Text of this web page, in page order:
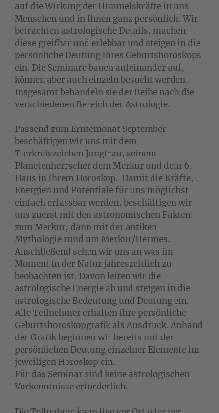
auf die Wirkung der Himmelskräfte in uns
Menschen und in Ihnen ganz persönlich. Wir
betrachten astrologische Details, machen
diese greifbar und erlebbar und steigen in die
persönliche Deutung Ihres Geburtshoroskops
ein. Die Seminare bauen aufeinander auf,
können aber auch einzeln besucht werden.
Insgesamt behandeln sie der Reihe nach die
verschiedenen Bereich der Astrologie.
Passend zum Erntemonat September
beschäftigen wir uns mit dem
Tierkreiszeichen Jungfrau, seinem
Planetenherrscher dem Merkur und dem 6.
Haus in Ihrem Horoskop. Damit die Kräfte,
Energien und Potentiale für uns möglichst
einfach erfassbar werden, beschäftigen wir
uns zuerst mit den astronomischen Fakten
zum Merkur, dann mit der antiken
Mythologie rund um Merkur/Hermes.
Anschließend sehen wir uns an was im
Moment in der Natur jahreszeitlich zu
beobachten ist. Davon leiten wir die
astrologische Energie ab und steigen in die
astrologische Bedeutung und Deutung ein.
Alle Teilnehmer erhalten ihre persönliche
Geburtshoroskopgrafik als Ausdruck. Anhand
der Grafik beginnen wir bereits mit der
persönlichen Deutung einzelner Elemente im
jeweiligen Horoskop ein.
Für das Seminar sind keine astrologischen
Vorkenntnisse erforderlich.